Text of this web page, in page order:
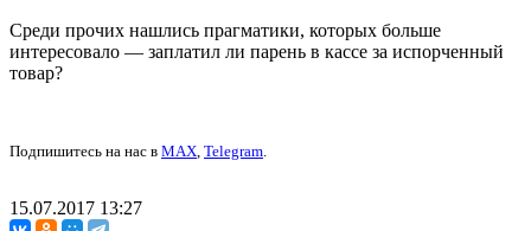
Среди прочих нашлись прагматики, которых больше
интересовало — заплатил ли парень в кассе за испорченный
товар?
Подпишитесь на нас в MAX, Telegram.
15.07.2017 13:27